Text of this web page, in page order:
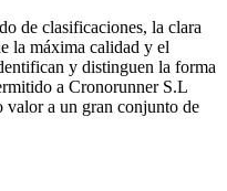
de clasificaciones, la clara
la máxima calidad y el
y distinguen la forma
a Cronorunner S.L
valor a un gran conjunto de